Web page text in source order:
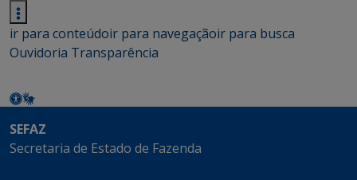
ir para conteúdoir para navegaçãoir para busca
Ouvidoria Transparência
SEFAZ
Secretaria de Estado de Fazenda